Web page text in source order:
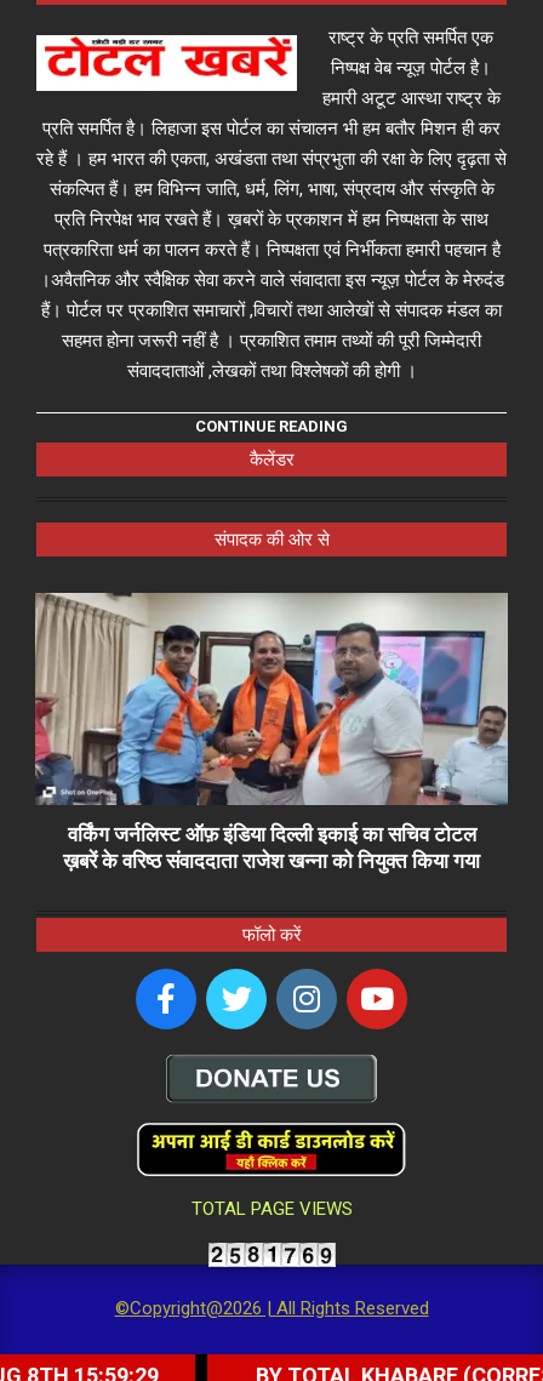
राष्ट्र के प्रति समर्पित एक
निष्पक्ष वेब न्यूज़ पोर्टल है।
हमारी अटूट आस्था राष्ट्र के
प्रति समर्पित है। लिहाजा इस पोर्टल का संचालन भी हम बतौर मिशन ही कर
रहे हैं । हम भारत की एकता, अखंडता तथा संप्रभुता की रक्षा के लिए दृढ़ता से
संकल्पित हैं। हम विभिन्न जाति, धर्म, लिंग, भाषा, संप्रदाय और संस्कृति के
प्रति निरपेक्ष भाव रखते हैं। ख़बरों के प्रकाशन में हम निष्पक्षता के साथ
पत्रकारिता धर्म का पालन करते हैं। निष्पक्षता एवं निर्भीकता हमारी पहचान है
।अवैतनिक और स्वैक्षिक सेवा करने वाले संवादाता इस न्यूज़ पोर्टल के मेरुदंड
हैं। पोर्टल पर प्रकाशित समाचारों ,विचारों तथा आलेखों से संपादक मंडल का
सहमत होना जरूरी नहीं है । प्रकाशित तमाम तथ्यों की पूरी जिम्मेदारी
संवाददाताओं ,लेखकों तथा विश्लेषकों की होगी ।
CONTINUE READING
कैलेंडर
संपादक की ओर से
वर्किंग जर्नलिस्ट ऑफ़ इंडिया दिल्ली इकाई का सचिव टोटल
ख़बरें के वरिष्ठ संवाददाता राजेश खन्ना को नियुक्त किया गया
फॉलो करें
TOTAL PAGE VIEWS
©Copyright@2026 | All Rights Reserved
BY TOTAL KHABARE